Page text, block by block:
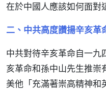
在於中國人應該如何面對
二、中共高度讚揚辛亥革
中共對待辛亥革命自一九
亥革命和孫中山先生推崇
美他「充滿著崇高精神